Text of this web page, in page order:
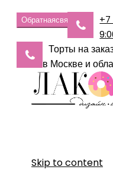
Обратнаясвязь
Торты на
в Москве и
Skip to content